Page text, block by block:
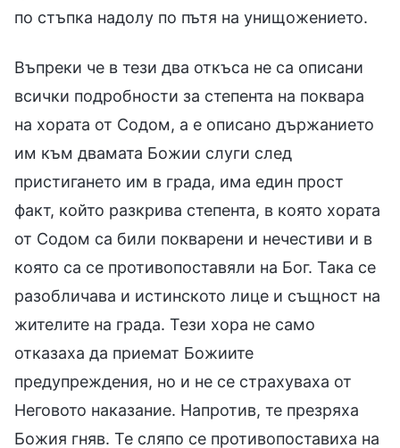
по стъпка надолу по пътя на унищожението.
Въпреки че в тези два откъса не са описани
всички подробности за степента на поквара
на хората от Содом, а е описано държанието
им към двамата Божии слуги след
пристигането им в града, има един прост
факт, който разкрива степента, в която хората
от Содом са били покварени и нечестиви и в
която са се противопоставяли на Бог. Така се
разобличава и истинското лице и същност на
жителите на града. Тези хора не само
отказаха да приемат Божиите
предупреждения, но и не се страхуваха от
Неговото наказание. Напротив, те презряха
Божия гняв. Те сляпо се противопоставиха на